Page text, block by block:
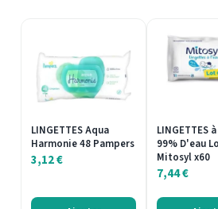
LINGETTES Aqua
Harmonie 48 Pampers
3,12€
LINGETTES
99% D'eau
Mitosyl x60
7,44€